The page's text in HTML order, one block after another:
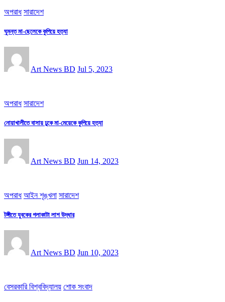
অপরাধ সারাদেশ
ঘুমন্ত মা-ছেলেকে কুপিয়ে হত্যা
Art News BD Jul 5, 2023
অপরাধ সারাদেশ
নোয়াখালীতে বাসায় ঢুকে মা-মেয়েকে কুপিয়ে হত্যা
Art News BD Jun 14, 2023
অপরাধ আইন শৃঙ্খলা সারাদেশ
টঙ্গীতে যুবকের গলাকাটা লাশ উদ্ধার
Art News BD Jun 10, 2023
বেসরকারি বিশ্ববিদ্যালয় শোক সংবাদ